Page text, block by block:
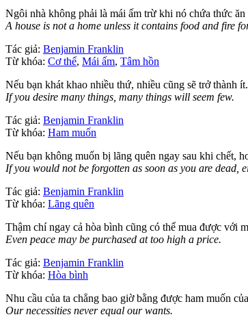
Ngôi nhà không phải là mái ấm trừ khi nó chứa thức
A house is not a home unless it contains food and fire
Tác giả: Benjamin Franklin
Từ khóa: Cơ thể, Mái ấm, Tâm hồn
Nếu bạn khát khao nhiều thứ, nhiều cũng sẽ trở thành ít.
If you desire many things, many things will seem few.
Tác giả: Benjamin Franklin
Từ khóa: Ham muốn
Nếu bạn không muốn bị lãng quên ngay sau khi chết,
If you would not be forgotten as soon as you are
Tác giả: Benjamin Franklin
Từ khóa: Lãng quên
Thậm chí ngay cả hòa bình cũng có thể mua được với
Even peace may be purchased at too high a price.
Tác giả: Benjamin Franklin
Từ khóa: Hòa bình
Nhu cầu của ta chẳng bao giờ bằng được ham muốn
Our necessities never equal our wants.